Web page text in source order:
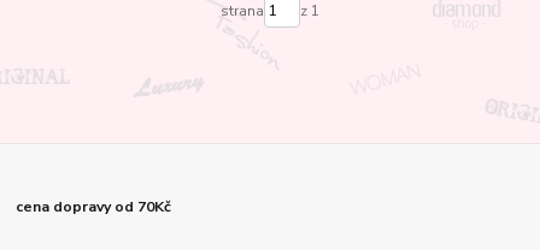
strana z 1
cena dopravy od 70Kč